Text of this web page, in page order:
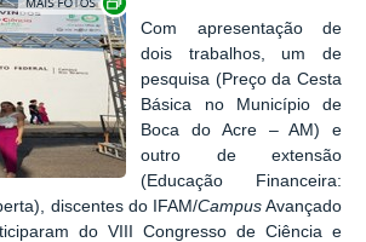
Com apresentação de
dois trabalhos, um de
pesquisa (Preço da Cesta
Básica no Município de
Boca do Acre – AM) e
outro de extensão
(Educação Financeira:
discentes do IFAM/CampusAvançado
do VIII Congresso de Ciência e